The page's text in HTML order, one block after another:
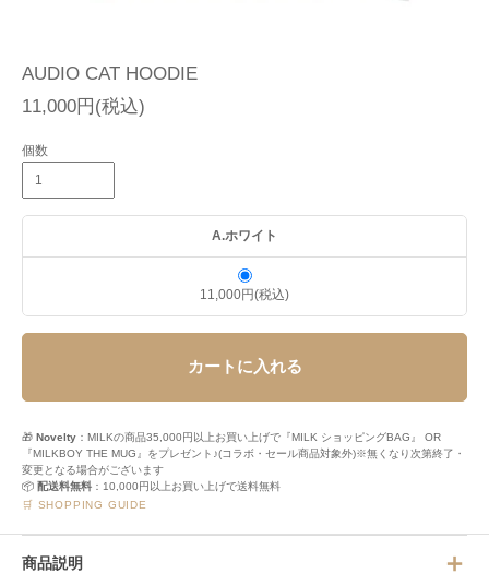
AUDIO CAT HOODIE
11,000円(税込)
個数
A.ホワイト
11,000円(税込)
カートに入れる
🎁 Novelty ：MILKの商品35,000円以上お買い上げで『MILK ショッピングBAG』 OR
『MILKBOY THE MUG』をプレゼント♪(コラボ・セール商品対象外)※無くなり次第終了・
変更となる場合がございます
📦 配送料無料 ：10,000円以上お買い上げで送料無料
🛒 SHOPPING GUIDE
商品説明